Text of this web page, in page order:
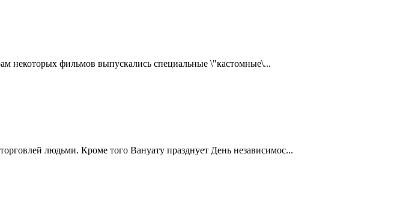
некоторых фильмов выпускались специальные \"кастомные\...
людьми. Кроме того Вануату празднует День независимос...